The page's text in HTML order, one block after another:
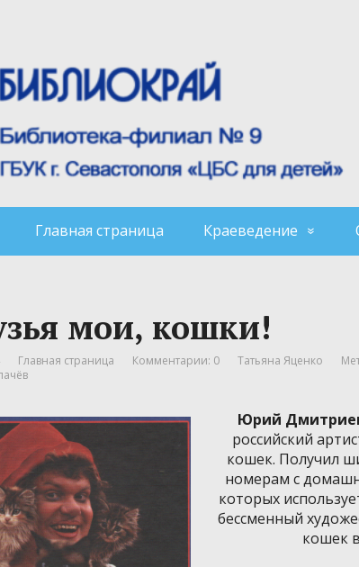
Главная страница Краеведение
мои, кошки!
Главная страница Комментарии: 0 Татьяна Яценко
Юрий
российский
кошек. Получил
номерам с
которых
бессменный
кошек